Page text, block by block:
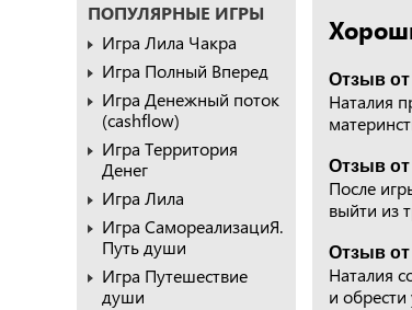
Отзыв
Наталия
Отзыв от
После
выйти из
Отзыв от
Наталия
и обрести
ПОПУЛЯРНЫЕ ИГРЫ
Игра Лила Чакра
Игра Полный Вперед
Игра Денежный поток
(cashflow)
Игра Территория
Денег
Игра Лила
Игра СамореализациЯ.
Путь души
Игра Путешествие
души